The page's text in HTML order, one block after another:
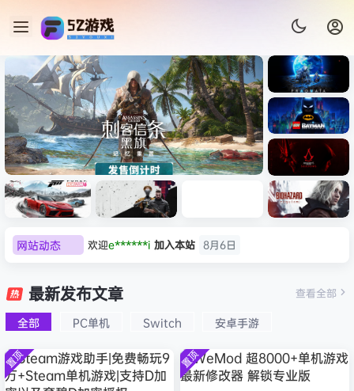
虚拟机版/Assassin’s Creed
HYPERVISOR》免安装中文
版
《识质存
在/PRAG
MATA》
免安装中
文版
《乐高蝙
蝠侠：黑
暗骑士之
Dark
Creed
拟机
速：地平
线
6（Forza
Horizon
6）免安装
中文版
心/Atomi
c
Heart》
文版
n Desert
HYPERVI
SOR）免
安装中文
版
9：安魂
Requiem
）免安装
中文版
网站动态 欢迎e******i 加入本站 8月6日
欢迎 普洱
欢迎0**3
欢迎c***s 加入本站
8月6日
欢迎j***j 加入本站
8月6日
欢迎1******4 加入本站
8月5日
最新发布文章
全部 PC单机 Switch 安卓手游
查看全部
置顶 置顶